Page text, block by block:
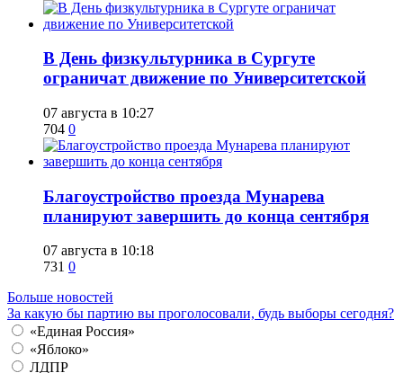
​В День физкультурника в Сургуте
ограничат движение по Университетской
07 августа в 10:27
704 0
Благоустройство проезда Мунарева
планируют завершить до конца сентября
07 августа в 10:18
731 0
Больше новостей
За какую бы партию вы проголосовали, будь выборы сегодня?
«Единая Россия»
«Яблоко»
ЛДПР